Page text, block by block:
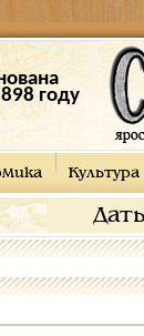
году
Культура